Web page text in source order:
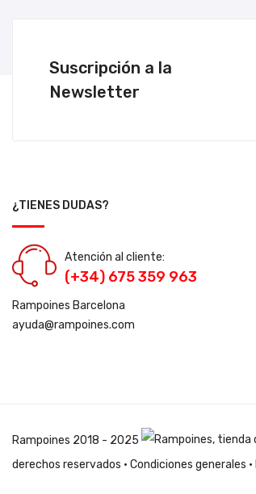
Suscripción a la
Newsletter
¿TIENES DUDAS?
Atención al cliente:
(+34) 675 359 963
Rampoines Barcelona
ayuda@rampoines.com
Rampoines 2018 - 2025
derechos reservados · Condiciones generales ·